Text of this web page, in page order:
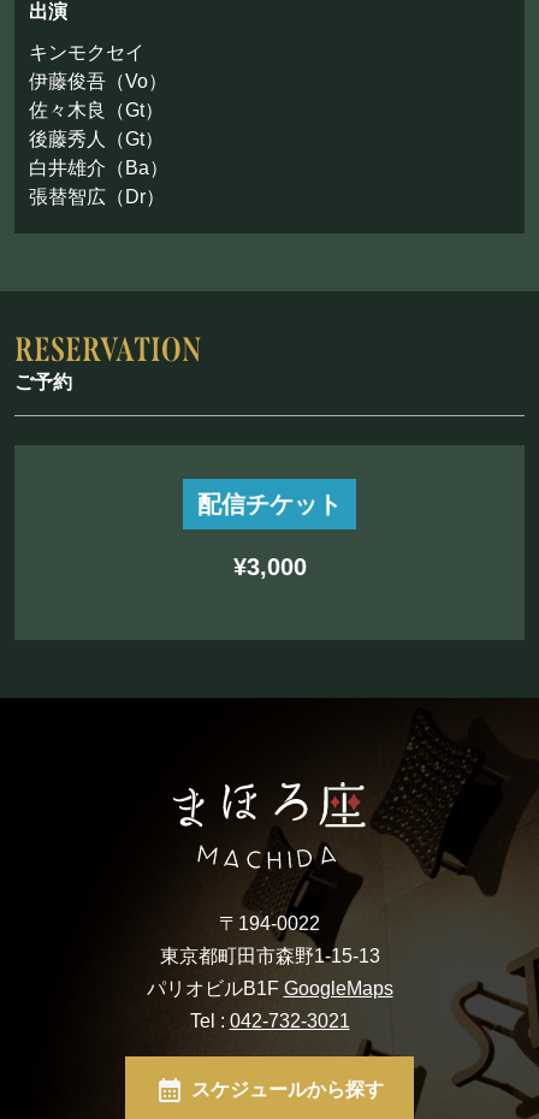
出演
キンモクセイ
伊藤俊吾（Vo）
佐々木良（Gt）
後藤秀人（Gt）
白井雄介（Ba）
張替智広（Dr）
ご予約
配信チケット
¥3,000
〒194-0022
東京都町田市森野1-15-13
パリオビルB1F GoogleMaps
Tel : 042-732-3021
スケジュールから探す